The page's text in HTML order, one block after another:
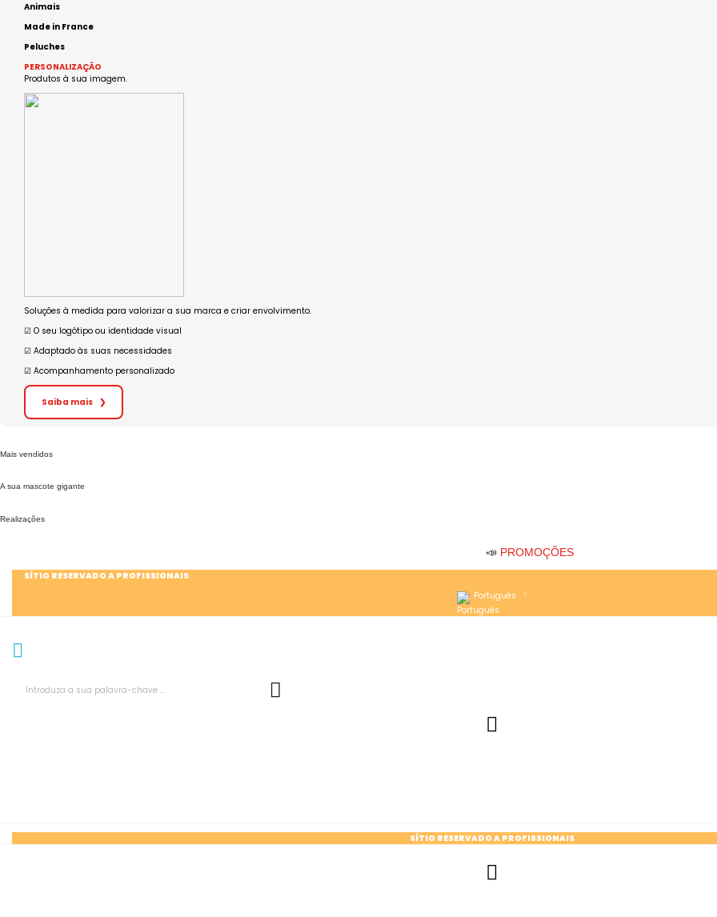
Animais
Made in France
Peluches
PERSONALIZAÇÃO
Produtos à sua imagem.
Soluções à medida para valorizar a sua marca e criar envolvimento.
☑︎ O seu logótipo ou identidade visual
☑︎ Adaptado às suas necessidades
☑︎ Acompanhamento personalizado
Saiba mais ❯
Mais vendidos
A sua mascote gigante
Realizações
📣 PROMOÇÕES
SÍTIO RESERVADO A PROFISSIONAIS
Português
SÍTIO RESERVADO A PROFISSIONAIS